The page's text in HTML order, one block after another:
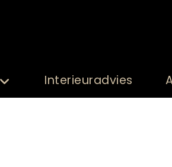
Interieuradvies